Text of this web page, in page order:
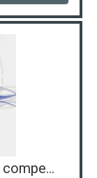
Corso Abilitante per Tecnico competente in acustica ambientale